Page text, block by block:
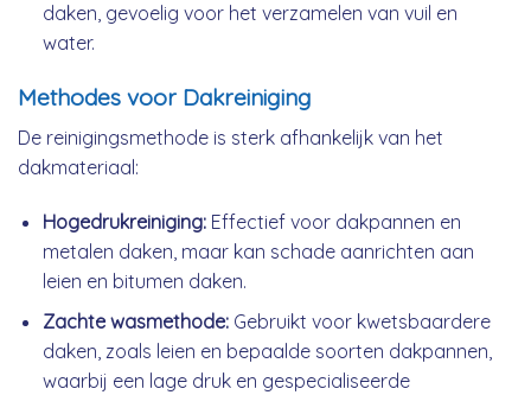
daken, gevoelig voor het verzamelen van vuil en
water.
Methodes voor Dakreiniging
De reinigingsmethode is sterk afhankelijk van het
dakmateriaal:
Hogedrukreiniging:Effectief voor dakpannen en
metalen daken, maar kan schade aanrichten aan
leien en bitumen daken.
Zachte wasmethode:Gebruikt voor kwetsbaardere
daken, zoals leien en bepaalde soorten dakpannen,
waarbij een lage druk en gespecialiseerde